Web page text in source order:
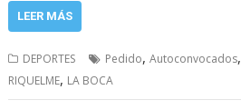
LEER MÁS
DEPORTES Pedido,Autoconvocados,
RIQUELME, LA BOCA